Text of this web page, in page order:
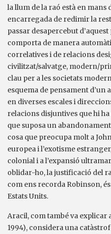
la llum de la raó està en mans
encarregada de redimir la
passar desapercebut
comporta de manera
correlatives i de relacions
civilitzat/salvatge, modern/
clau per a les societats
esquema de pensament d’un
en diverses escales i
relacions disjuntives que hi
que suposa un
cosa que preocupa molt a
europea i l’exotisme
colonial i a l’expansió
oblidar-ho, la justificació del
com ens recorda Robinson,
Estats Units.
Aracil, com també va explicar
1994), considera una